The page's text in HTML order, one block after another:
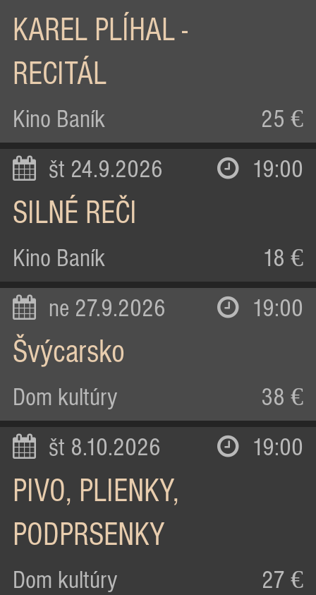
KAREL PLÍHAL -
RECITÁL
Kino Baník 25 €
št 24.9.2026 19:00
SILNÉ REČI
Kino Baník 18 €
ne 27.9.2026 19:00
Švýcarsko
Dom kultúry 38 €
št 8.10.2026 19:00
PIVO, PLIENKY,
PODPRSENKY
Dom kultúry 27 €